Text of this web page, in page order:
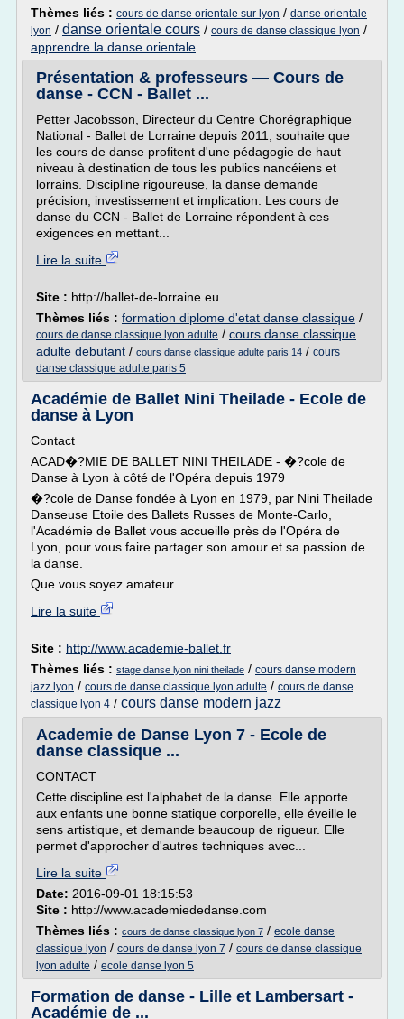
Thèmes liés : cours de danse orientale sur lyon / danse orientale
lyon / danse orientale cours / cours de danse classique lyon /
apprendre la danse orientale
Présentation & professeurs — Cours de
danse - CCN - Ballet ...
Petter Jacobsson, Directeur du Centre Chorégraphique
National - Ballet de Lorraine depuis 2011, souhaite que
les cours de danse profitent d'une pédagogie de haut
niveau à destination de tous les publics nancéiens et
lorrains. Discipline rigoureuse, la danse demande
précision, investissement et implication. Les cours de
danse du CCN - Ballet de Lorraine répondent à ces
exigences en mettant...
Lire la suite
Site : http://ballet-de-lorraine.eu
Thèmes liés : formation diplome d'etat danse classique /
cours de danse classique lyon adulte / cours danse classique
adulte debutant / cours danse classique adulte paris 14 / cours
danse classique adulte paris 5
Académie de Ballet Nini Theilade - Ecole de
danse à Lyon
Contact
ACAD�?MIE DE BALLET NINI THEILADE - �?cole de
Danse à Lyon à côté de l'Opéra depuis 1979
�?cole de Danse fondée à Lyon en 1979, par Nini Theilade
Danseuse Etoile des Ballets Russes de Monte-Carlo,
l'Académie de Ballet vous accueille près de l'Opéra de
Lyon, pour vous faire partager son amour et sa passion de
la danse.
Que vous soyez amateur...
Lire la suite
Site : http://www.academie-ballet.fr
Thèmes liés : stage danse lyon nini theilade / cours danse modern
jazz lyon / cours de danse classique lyon adulte / cours de danse
classique lyon 4 / cours danse modern jazz
Academie de Danse Lyon 7 - Ecole de
danse classique ...
CONTACT
Cette discipline est l'alphabet de la danse. Elle apporte
aux enfants une bonne statique corporelle, elle éveille le
sens artistique, et demande beaucoup de rigueur. Elle
permet d'approcher d'autres techniques avec...
Lire la suite
Date: 2016-09-01 18:15:53
Site : http://www.academiededanse.com
Thèmes liés : cours de danse classique lyon 7 / ecole danse
classique lyon / cours de danse lyon 7 / cours de danse classique
lyon adulte / ecole danse lyon 5
Formation de danse - Lille et Lambersart -
Académie de ...